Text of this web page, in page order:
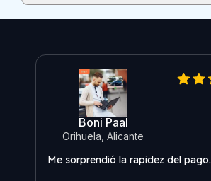
Boni Paal
Orihuela, Alicante
Me sorprendió la rapidez del pago.